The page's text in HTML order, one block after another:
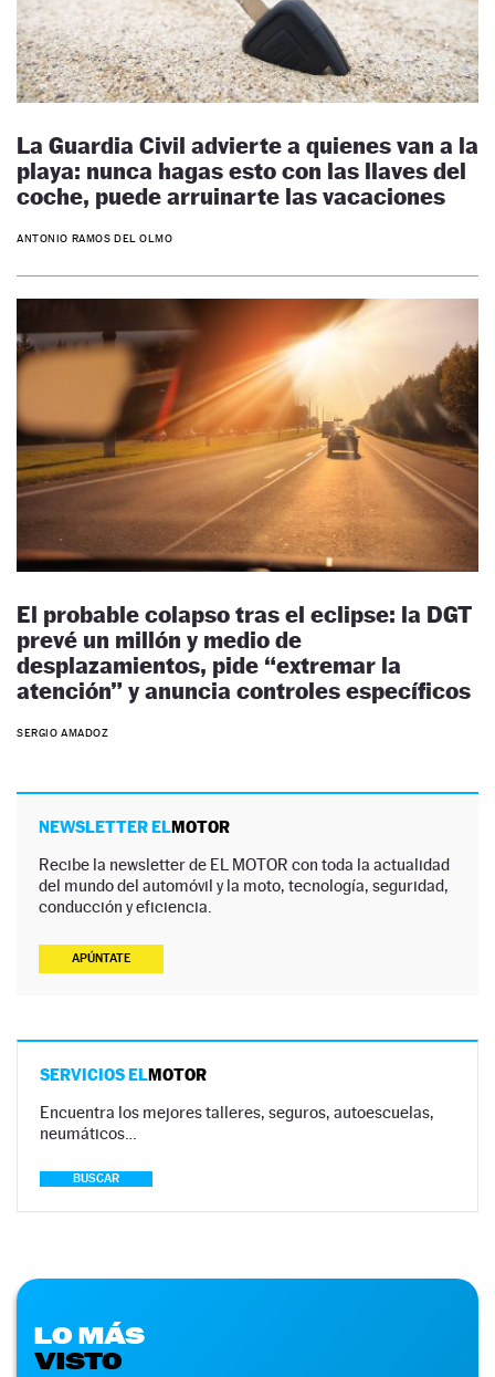
La Guardia Civil advierte a quienes van a la
playa: nunca hagas esto con las llaves del
coche, puede arruinarte las vacaciones
ANTONIO RAMOS DEL OLMO
El probable colapso tras el eclipse: la DGT
prevé un millón y medio de
desplazamientos, pide “extremar la
atención” y anuncia controles específicos
SERGIO AMADOZ
NEWSLETTER ELMOTOR
Recibe la newsletter de EL MOTOR con toda la actualidad
del mundo del automóvil y la moto, tecnología, seguridad,
conducción y eficiencia.
APÚNTATE
SERVICIOS ELMOTOR
Encuentra los mejores talleres, seguros, autoescuelas,
neumáticos…
BUSCAR
LO MÁS
VISTO